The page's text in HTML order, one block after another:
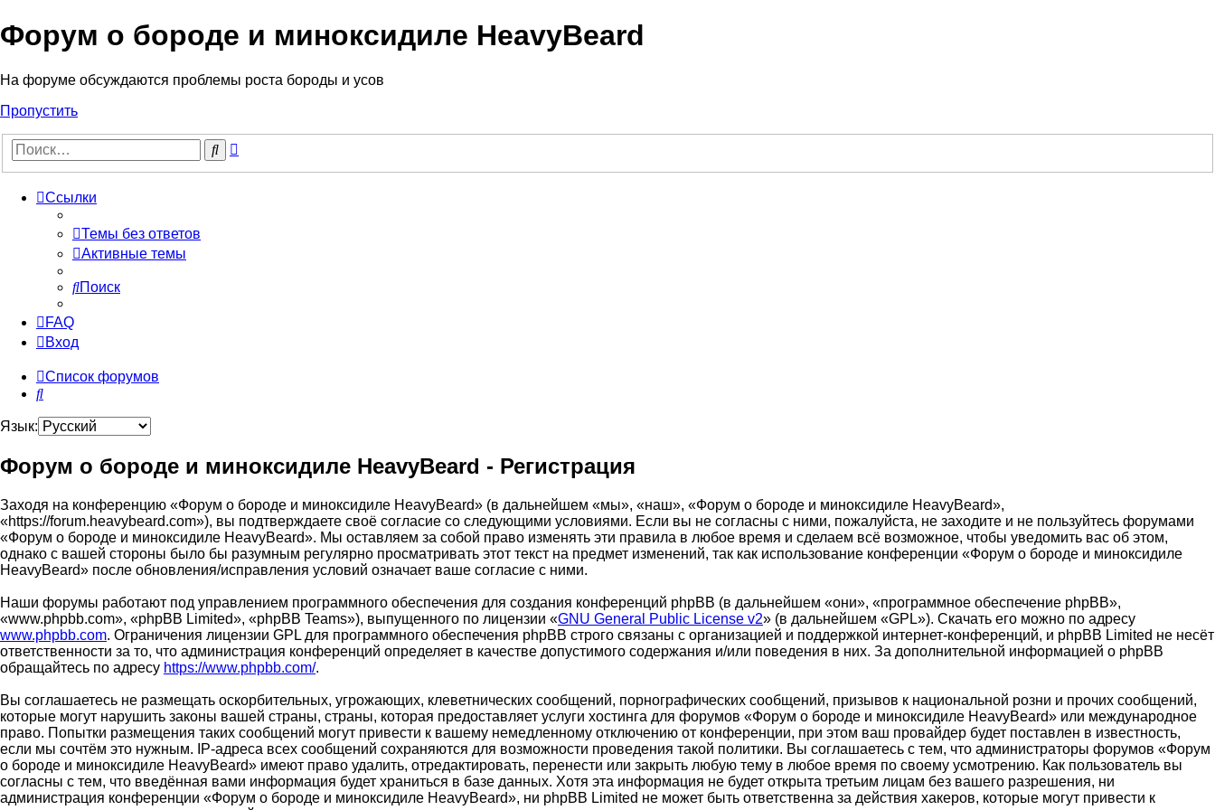
Форум о бороде и миноксидиле HeavyBeard
На форуме обсуждаются проблемы роста бороды и усов
Пропустить
Поиск
Ссылки
Темы без ответов
Активные темы
Поиск
FAQ
Вход
Список форумов
Поиск
Язык:
Форум о бороде и миноксидиле HeavyBeard - Регистрация
Заходя на конференцию «Форум о бороде и миноксидиле HeavyBeard» (в дальнейшем «мы», «наш», «Форум о бороде и миноксидиле HeavyBeard»,
«https://forum.heavybeard.com»), вы подтверждаете своё согласие со следующими условиями. Если вы не согласны с ними, пожалуйста, не заходите и не пользуйтесь форумами
«Форум о бороде и миноксидиле HeavyBeard». Мы оставляем за собой право изменять эти правила в любое время и сделаем всё возможное, чтобы уведомить вас об этом,
однако с вашей стороны было бы разумным регулярно просматривать этот текст на предмет изменений, так как использование конференции «Форум о бороде и миноксидиле
HeavyBeard» после обновления/исправления условий означает ваше согласие с ними.
Наши форумы работают под управлением программного обеспечения для создания конференций phpBB (в дальнейшем «они», «программное обеспечение phpBB»,
«www.phpbb.com», «phpBB Limited», «phpBB Teams»), выпущенного по лицензии «GNU General Public License v2» (в дальнейшем «GPL»). Скачать его можно по адресу
www.phpbb.com. Ограничения лицензии GPL для программного обеспечения phpBB строго связаны с организацией и поддержкой интернет-конференций, и phpBB Limited не несёт
ответственности за то, что администрация конференций определяет в качестве допустимого содержания и/или поведения в них. За дополнительной информацией о phpBB
обращайтесь по адресу https://www.phpbb.com/.
Вы соглашаетесь не размещать оскорбительных, угрожающих, клеветнических сообщений, порнографических сообщений, призывов к национальной розни и прочих сообщений,
которые могут нарушить законы вашей страны, страны, которая предоставляет услуги хостинга для форумов «Форум о бороде и миноксидиле HeavyBeard» или международное
право. Попытки размещения таких сообщений могут привести к вашему немедленному отключению от конференции, при этом ваш провайдер будет поставлен в известность,
если мы сочтём это нужным. IP-адреса всех сообщений сохраняются для возможности проведения такой политики. Вы соглашаетесь с тем, что администраторы форумов «Форум
о бороде и миноксидиле HeavyBeard» имеют право удалить, отредактировать, перенести или закрыть любую тему в любое время по своему усмотрению. Как пользователь вы
согласны с тем, что введённая вами информация будет храниться в базе данных. Хотя эта информация не будет открыта третьим лицам без вашего разрешения, ни
администрация конференции «Форум о бороде и миноксидиле HeavyBeard», ни phpBB Limited не может быть ответственна за действия хакеров, которые могут привести к